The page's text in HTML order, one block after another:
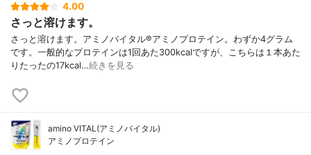
4.00
さっと溶けます。
さっと溶けます。アミノバイタル®︎アミノプロテイン。わずか4グラム
です。一般的なプロテインは1回あた300kcalですが、こちらは１本あた
りたったの17kcal…続きを見る
amino VITAL(アミノバイタル)
アミノプロテイン